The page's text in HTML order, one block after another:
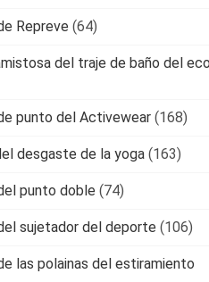
Repreve (64)
del traje de baño del eco
punto del Activewear (168)
desgaste de la yoga (163)
punto doble (74)
sujetador del deporte (106)
las polainas del estiramiento